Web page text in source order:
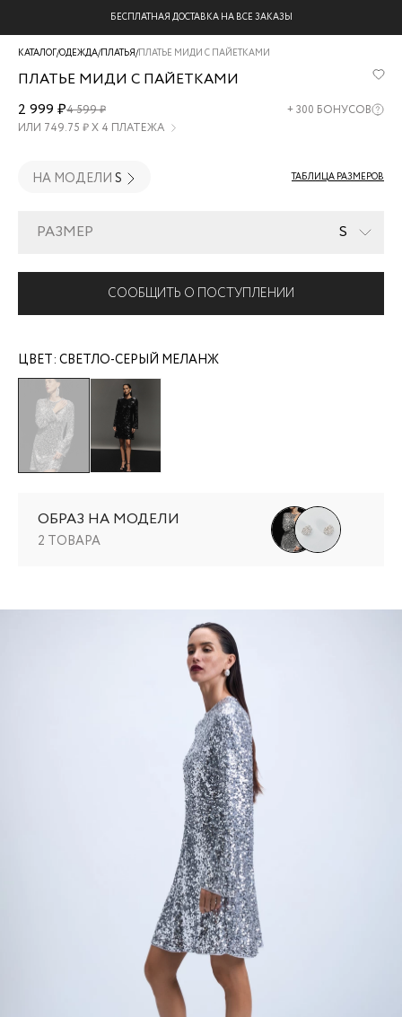
БЕСПЛАТНАЯ ДОСТАВКА НА ВСЕ ЗАКАЗЫ
КАТАЛОГ/ОДЕЖДА/ПЛАТЬЯ/ПЛАТЬЕ МИДИ С ПАЙЕТКАМИ
ПЛАТЬЕ МИДИ С ПАЙЕТКАМИ
4422021521-
33
2 999 ₽4 599 ₽ +300 БОНУСОВ
ИЛИ 749.75 ₽ Х 4 ПЛАТЕЖА
НА МОДЕЛИ S ТАБЛИЦА РАЗМЕРОВ
РАЗМЕР S
СООБЩИТЬ О ПОСТУПЛЕНИИ
ЦВЕТ: СВЕТЛО-СЕРЫЙ МЕЛАНЖ
ОБРАЗ НА МОДЕЛИ
2 ТОВАРА